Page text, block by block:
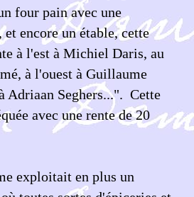
four pain avec une
encore un étable, cette
à l'est à Michiel Daris, au
à l'ouest à Guillaume
Adriaan Seghers...". Cette
avec une rente de 20
exploitait en plus un